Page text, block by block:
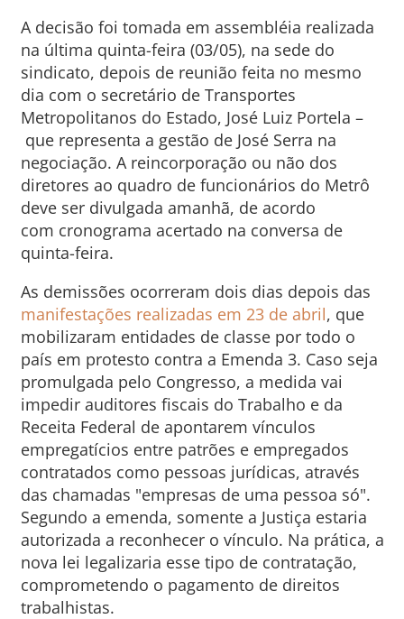
A decisão foi tomada em assembléia realizada
na última quinta-feira (03/05), na sede do
sindicato, depois de reunião feita no mesmo
dia com o secretário de Transportes
Metropolitanos do Estado, José Luiz Portela –
que representa a gestão de José Serra na
negociação. A reincorporação ou não dos
diretores ao quadro de funcionários do Metrô
deve ser divulgada amanhã, de acordo
com cronograma acertado na conversa de
quinta-feira.
As demissões ocorreram dois dias depois das
manifestações realizadas em 23 de abril, que
mobilizaram entidades de classe por todo o
país em protesto contra a Emenda 3. Caso seja
promulgada pelo Congresso, a medida vai
impedir auditores fiscais do Trabalho e da
Receita Federal de apontarem vínculos
empregatícios entre patrões e empregados
contratados como pessoas jurídicas, através
das chamadas "empresas de uma pessoa só".
Segundo a emenda, somente a Justiça estaria
autorizada a reconhecer o vínculo. Na prática, a
nova lei legalizaria esse tipo de contratação,
comprometendo o pagamento de direitos
trabalhistas.